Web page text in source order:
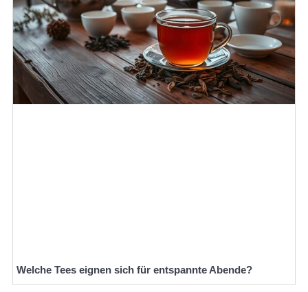
Welche Tees eignen sich für entspannte Abende?